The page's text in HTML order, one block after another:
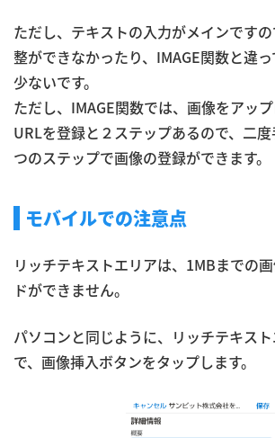
ただし、テキストの入力がメインです
整ができなかったり、IMAGE関数と違
少ないです。
ただし、IMAGE関数では、画像をアッ
URLを登録と２ステップあるので、二
つのステップで画像の登録ができます。
モバイルでの注意点
リッチテキストエリアは、1MBまでの
ドができません。
パソコンと同じように、リッチテキス
で、画像挿入ボタンをタップします。